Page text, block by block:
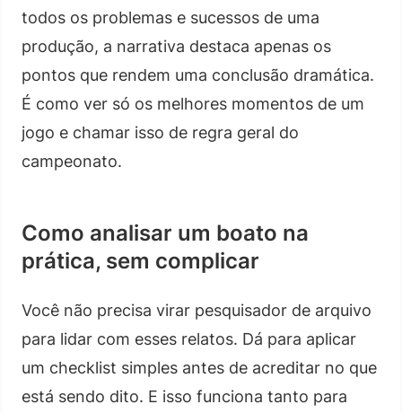
todos os problemas e sucessos de uma
produção, a narrativa destaca apenas os
pontos que rendem uma conclusão dramática.
É como ver só os melhores momentos de um
jogo e chamar isso de regra geral do
campeonato.
Como analisar um boato na
prática, sem complicar
Você não precisa virar pesquisador de arquivo
para lidar com esses relatos. Dá para aplicar
um checklist simples antes de acreditar no que
está sendo dito. E isso funciona tanto para